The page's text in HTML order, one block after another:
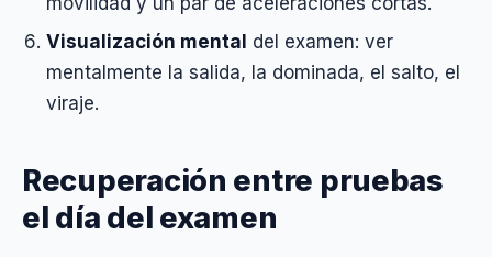
Visualización mental del examen: ver
mentalmente la salida, la dominada, el salto, el
viraje.
Recuperación entre pruebas
el día del examen